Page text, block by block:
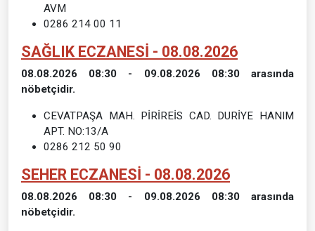
AVM
0286 214 00 11
SAĞLIK ECZANESİ - 08.08.2026
08.08.2026 08:30 - 09.08.2026 08:30 arasında
nöbetçidir.
CEVATPAŞA MAH. PİRİREİS CAD. DURİYE HANIM
APT. NO:13/A
0286 212 50 90
SEHER ECZANESİ - 08.08.2026
08.08.2026 08:30 - 09.08.2026 08:30 arasında
nöbetçidir.